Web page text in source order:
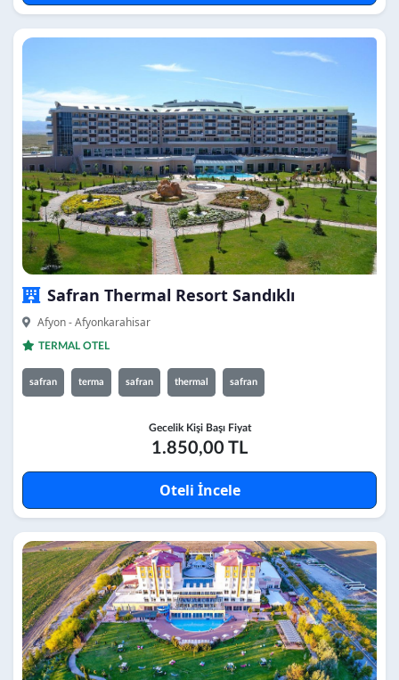
Safran Thermal Resort Sandıklı
Afyon - Afyonkarahisar
TERMAL OTEL
safran terma safran thermal safran
Gecelik Kişi Başı Fiyat
1.850,00 TL
Oteli İncele